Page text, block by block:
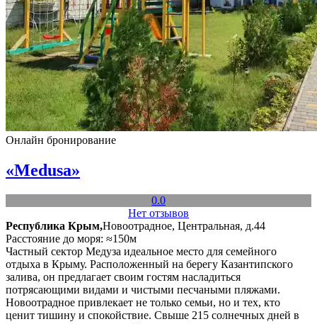
Онлайн бронирование
«Medusa»
0.0
Нет отзывов
Республика Крым,Новоотрадное, Центральная, д.44
Расстояние до моря: ≈150м
Частный сектор Медуза идеальное место для семейного
отдыха в Крыму. Расположенный на берегу Казантипского
залива, он предлагает своим гостям насладиться
потрясающими видами и чистыми песчаными пляжами.
Новоотрадное привлекает не только семьи, но и тех, кто
ценит тишину и спокойствие. Свыше 215 солнечных дней в